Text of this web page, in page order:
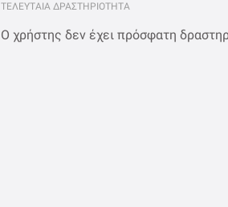
ΤΕΛΕΥΤΑΙΑ ΔΡΑΣΤΗΡΙΟΤΗΤΑ
Ο χρήστης δεν έχει πρόσφατη